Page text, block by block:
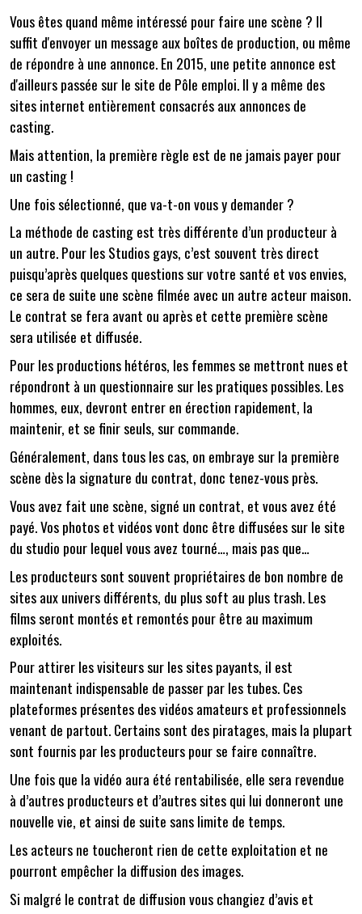
Vous êtes quand même intéressé pour faire une scène ? Il
suffit d'envoyer un message aux boîtes de production, ou même
de répondre à une annonce. En 2015, une petite annonce est
d'ailleurs passée sur le site de Pôle emploi. Il y a même des
sites internet entièrement consacrés aux annonces de
casting.
Mais attention, la première règle est de ne jamais payer pour
un casting !
Une fois sélectionné, que va-t-on vous y demander ?
La méthode de casting est très différente d’un producteur à
un autre. Pour les Studios gays, c’est souvent très direct
puisqu’après quelques questions sur votre santé et vos envies,
ce sera de suite une scène filmée avec un autre acteur maison.
Le contrat se fera avant ou après et cette première scène
sera utilisée et diffusée.
Pour les productions hétéros, les femmes se mettront nues et
répondront à un questionnaire sur les pratiques possibles. Les
hommes, eux, devront entrer en érection rapidement, la
maintenir, et se finir seuls, sur commande.
Généralement, dans tous les cas, on embraye sur la première
scène dès la signature du contrat, donc tenez-vous près.
Vous avez fait une scène, signé un contrat, et vous avez été
payé. Vos photos et vidéos vont donc être diffusées sur le site
du studio pour lequel vous avez tourné…, mais pas que…
Les producteurs sont souvent propriétaires de bon nombre de
sites aux univers différents, du plus soft au plus trash. Les
films seront montés et remontés pour être au maximum
exploités.
Pour attirer les visiteurs sur les sites payants, il est
maintenant indispensable de passer par les tubes. Ces
plateformes présentes des vidéos amateurs et professionnels
venant de partout. Certains sont des piratages, mais la plupart
sont fournis par les producteurs pour se faire connaître.
Une fois que la vidéo aura été rentabilisée, elle sera revendue
à d’autres producteurs et d’autres sites qui lui donneront une
nouvelle vie, et ainsi de suite sans limite de temps.
Les acteurs ne toucheront rien de cette exploitation et ne
pourront empêcher la diffusion des images.
Si malgré le contrat de diffusion vous changiez d’avis et